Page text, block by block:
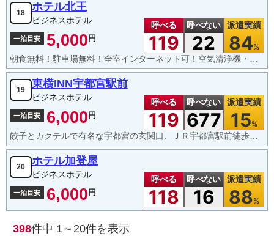
18 ホテル北王
ビジネスホテル
一泊目安 5,000円
呼べる
119
呼べない
22
派遣実績
84%
朝食無料！駐車場無料！全室インターネット可！空気清浄機・低反発マット・小型マッサージ機も全室設置！
19 東横INN宇都宮駅前
ビジネスホテル
一泊目安 6,000円
呼べる
119
呼べない
677
派遣実績
15%
餃子とカクテルで有名な宇都宮の玄関口、ＪＲ宇都宮駅前徒歩２分という好立地にあります。ビジネスにももちろんですが世界遺産の日光東照宮や温泉や最近はやりのアウトレットで有名な那須にも大変便利です。客室では全室無料でインターネットもご利用いただけます。朝食は無料サービス！女将自慢の日替わり健康食を是非お召し上がりください。スタッフ一同笑顔と心温まるサービスでお客様をお迎えいたします。
20 ホテル加登屋
ビジネスホテル
一泊目安 6,000円
呼べる
118
呼べない
16
派遣実績
88%
398件中 1～20件を表示